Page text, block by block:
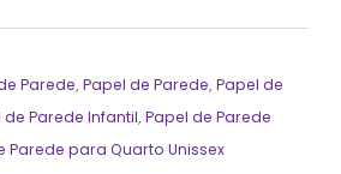
Parede,Papel de Parede,Papel de
de Parede Infantil,Papel de Parede
Parede para Quarto Unissex